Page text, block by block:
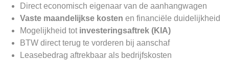
Direct economisch eigenaar van de aanhangwagen
Vaste maandelijkse kosten en financiële duidelijkheid
Mogelijkheid tot investeringsaftrek (KIA)
BTW direct terug te vorderen bij aanschaf
Leasebedrag aftrekbaar als bedrijfskosten